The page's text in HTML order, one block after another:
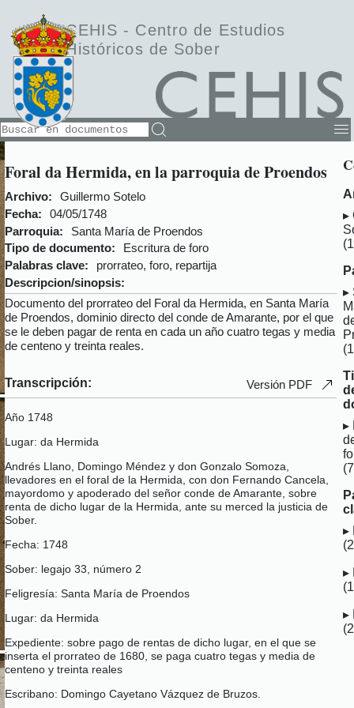
CEHIS - Centro de Estudios
Históricos de Sober
Foral da Hermida, en la parroquia de Proendos
Archivo:
Guillermo Sotelo
Fecha:
04/05/1748
Parroquia:
Santa María de Proendos
Tipo de documento:
Escritura de foro
Palabras clave:
prorrateo, foro, repartija
Descripcion/sinopsis:
Documento del prorrateo del Foral da Hermida, en Santa María
de Proendos, dominio directo del conde de Amarante, por el que
se le deben pagar de renta en cada un año cuatro tegas y media
de centeno y treinta reales.
Transcripción: Versión PDF
Año 1748
Lugar: da Hermida
Andrés Llano, Domingo Méndez y don Gonzalo Somoza,
llevadores en el foral de la Hermida, con don Fernando Cancela,
mayordomo y apoderado del señor conde de Amarante, sobre
renta de dicho lugar de la Hermida, ante su merced la justicia de
Sober.
Fecha: 1748
Sober: legajo 33, número 2
Feligresía: Santa María de Proendos
Lugar: da Hermida
Expediente: sobre pago de rentas de dicho lugar, en el que se
inserta el prorrateo de 1680, se paga cuatro tegas y media de
centeno y treinta reales
Escribano: Domingo Cayetano Vázquez de Bruzos.